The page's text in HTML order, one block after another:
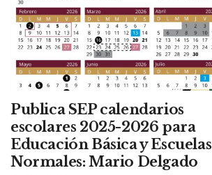
Publica SEP calendarios
escolares 2025-2026 para
Educación Básica y Escuelas
Normales: Mario Delgado